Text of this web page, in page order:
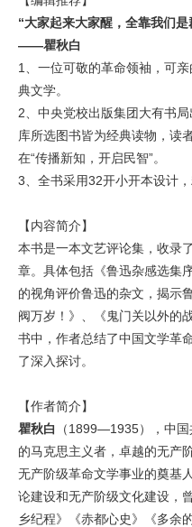
“大家起来大家醒，全靠我们是
——瞿秋白
1、一位可敬的革命领袖，可
典文学。
2、中央党校出版集团大有书
库所选图书皆为经典读物，读
在“传播新知，开启民智”。
3、全书采用32开小开本设计
【内容简介】
本书是一本文艺评论集，收录
章。具体包括《鲁迅杂感选集
的视角评价鲁迅的杂文，揭示
阀万岁！》、《鬼门关以外的
书中，作者总结了中国文学革
了深入探讨。
【作者简介】
瞿秋白
（1899—1935），中
的马克思主义者，卓越的无产
无产阶级革命文学事业的奠基
论建设和无产阶级文化建设，
乡纪程》《赤都心史》《多余